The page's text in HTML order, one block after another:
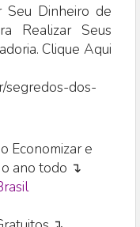
Dinheiro de
Realizar Seus
Clique Aqui
segredos-dos-
Economizar e
ano todo ↴